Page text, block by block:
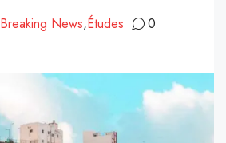
Breaking News,Études 0